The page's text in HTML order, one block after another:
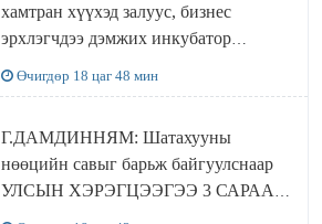
хамтран хүүхэд залуус, бизнес
эрхлэгчдээ дэмжих инкубатор
Өчигдөр 18 цаг 48 мин
Г.ДАМДИННЯМ: Шатахууны
нөөцийн савыг барьж байгуулснаар
УЛСЫН ХЭРЭГЦЭЭГЭЭ 3 САРААР